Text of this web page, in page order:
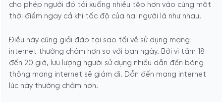
cho phép người đó tải xuống nhiều tệp hơn vào cùng một
thời điểm ngay cả khi tốc độ của hai người là như nhau.
Điều này cũng giải đáp tại sao tối về sử dụng mạng
internet thường chậm hơn so với bạn ngày. Bởi vì tầm 18
đến 20 giờ, lưu lượng người sử dụng nhiều dẫn đến băng
thông mạng internet sẽ giảm đi. Dẫn đến mạng internet
lúc này thường chậm hơn.